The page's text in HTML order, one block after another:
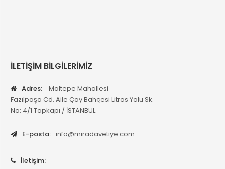
İLETİŞİM BİLGİLERİMİZ
Adres:
Maltepe Mahallesi
Fazılpaşa Cd. Aile Çay Bahçesi Litros Yolu Sk.
No: 4/1 Topkapı / İSTANBUL
E-posta: info@miradavetiye.com
İletişim: